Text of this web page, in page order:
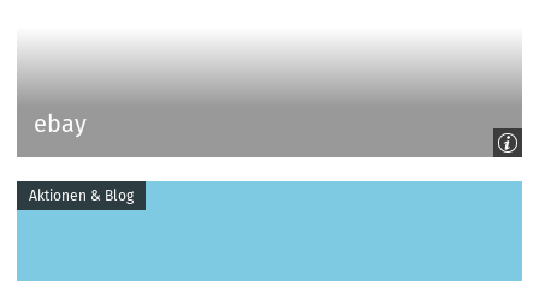
ebay
Aktionen & Blog